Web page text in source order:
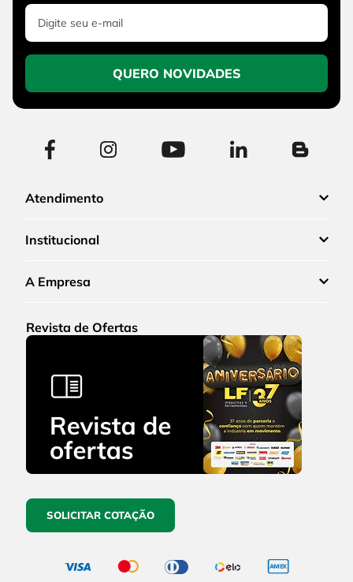
QUERO NOVIDADES
Atendimento
Institucional
A Empresa
Revista de Ofertas
SOLICITAR COTAÇÃO